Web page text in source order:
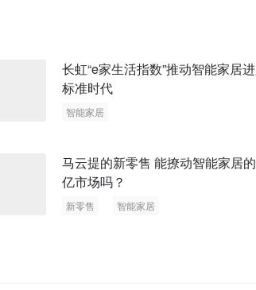
长虹“e家生活指数”推动智能家居
标准时代
智能家居
马云提的新零售 能撩动智能家居
亿市场吗？
新零售 智能家居